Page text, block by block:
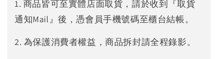
1. 商品皆可至實體店面取貨，請於收到『取貨
通知Mail』後，憑會員手機號碼至櫃台結帳。
2. 為保護消費者權益，商品拆封請全程錄影。